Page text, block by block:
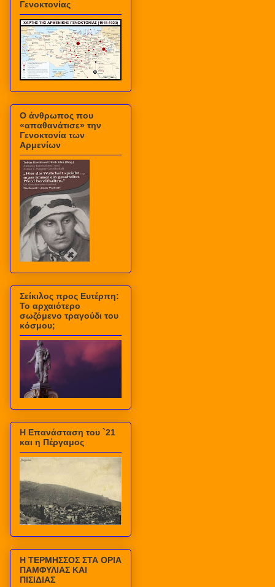
Γενοκτονίας
Ο άνθρωπος που
«απαθανάτισε» την
Γενοκτονία των
Αρμενίων
Σείκιλος προς Ευτέρπη:
Το αρχαιότερο
σωζόμενο τραγούδι του
κόσμου;
Η Επανάσταση του `21
και η Πέργαμος
Η ΤΕΡΜΗΣΣΟΣ ΣΤΑ ΟΡΙΑ
ΠΑΜΦΥΛΙΑΣ ΚΑΙ
ΠΙΣΙΔΙΑΣ